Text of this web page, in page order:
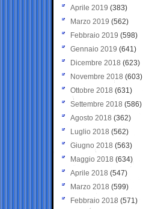
Aprile 2019 (383)
Marzo 2019 (562)
Febbraio 2019 (598)
Gennaio 2019 (641)
Dicembre 2018 (623)
Novembre 2018 (603)
Ottobre 2018 (631)
Settembre 2018 (586)
Agosto 2018 (362)
Luglio 2018 (562)
Giugno 2018 (563)
Maggio 2018 (634)
Aprile 2018 (547)
Marzo 2018 (599)
Febbraio 2018 (571)